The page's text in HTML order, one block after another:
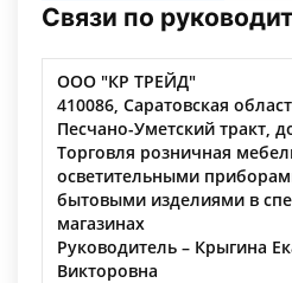
Связи по
ООО "КР ТРЕЙД"
410086, Саратовская
Песчано-Уметский тракт,
Торговля розничная
осветительными
бытовыми изделиями в
магазинах
Руководитель – Крыгина
Викторовна